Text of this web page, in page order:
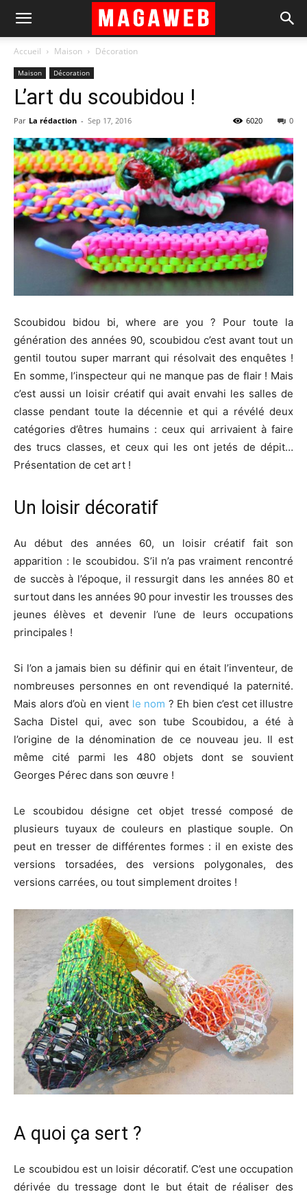
Accueil Maison Décoration
Maison Décoration
L’art du scoubidou !
Par La rédaction - Sep 17, 2016 0
6020
Scoubidou bidou bi, where are you ? Pour toute la
génération des années 90, scoubidou c’est avant tout un
gentil toutou super marrant qui résolvait des enquêtes !
En somme, l’inspecteur qui ne manque pas de flair ! Mais
c’est aussi un loisir créatif qui avait envahi les salles de
classe pendant toute la décennie et qui a révélé deux
catégories d’êtres humains : ceux qui arrivaient à faire
des trucs classes, et ceux qui les ont jetés de dépit…
Présentation de cet art !
Un loisir décoratif
Au début des années 60, un loisir créatif fait son
apparition : le scoubidou. S’il n’a pas vraiment rencontré
de succès à l’époque, il ressurgit dans les années 80 et
surtout dans les années 90 pour investir les trousses des
jeunes élèves et devenir l’une de leurs occupations
principales !
Si l’on a jamais bien su définir qui en était l’inventeur, de
nombreuses personnes en ont revendiqué la paternité.
Mais alors d’où en vient le nom ? Eh bien c’est cet illustre
Sacha Distel qui, avec son tube Scoubidou, a été à
l’origine de la dénomination de ce nouveau jeu. Il est
même cité parmi les 480 objets dont se souvient
Georges Pérec dans son œuvre !
Le scoubidou désigne cet objet tressé composé de
plusieurs tuyaux de couleurs en plastique souple. On
peut en tresser de différentes formes : il en existe des
versions torsadées, des versions polygonales, des
versions carrées, ou tout simplement droites !
A quoi ça sert ?
Le scoubidou est un loisir décoratif. C’est une occupation
dérivée du tressage dont le but était de réaliser des